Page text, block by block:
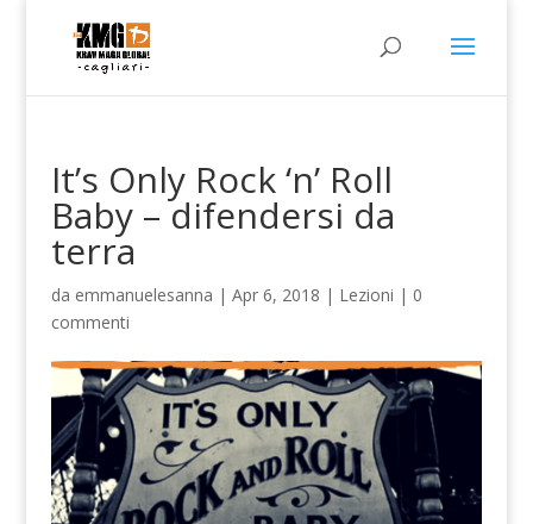
It’s Only Rock ‘n’ Roll
Baby – difendersi da
terra
da emmanuelesanna | Apr 6, 2018 | Lezioni | 0
commenti